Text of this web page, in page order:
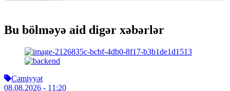
Bu bölməyə aid digər xəbərlər
Cəmiyyət
08.08.2026 - 11:20